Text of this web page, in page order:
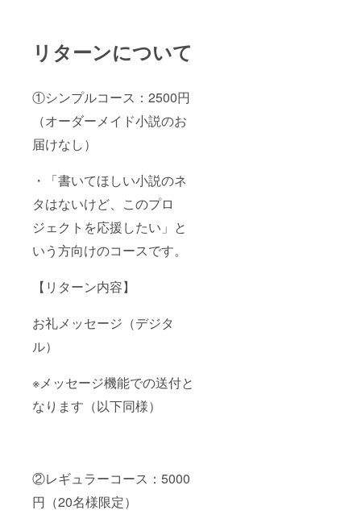
リターンについて
①シンプルコース：2500円
（オーダーメイド小説のお
届けなし）
・「書いてほしい小説のネ
タはないけど、このプロ
ジェクトを応援したい」と
いう方向けのコースです。
【リターン内容】
お礼メッセージ（デジタ
ル）
※メッセージ機能での送付と
なります（以下同様）
②レギュラーコース：5000
円（20名様限定）